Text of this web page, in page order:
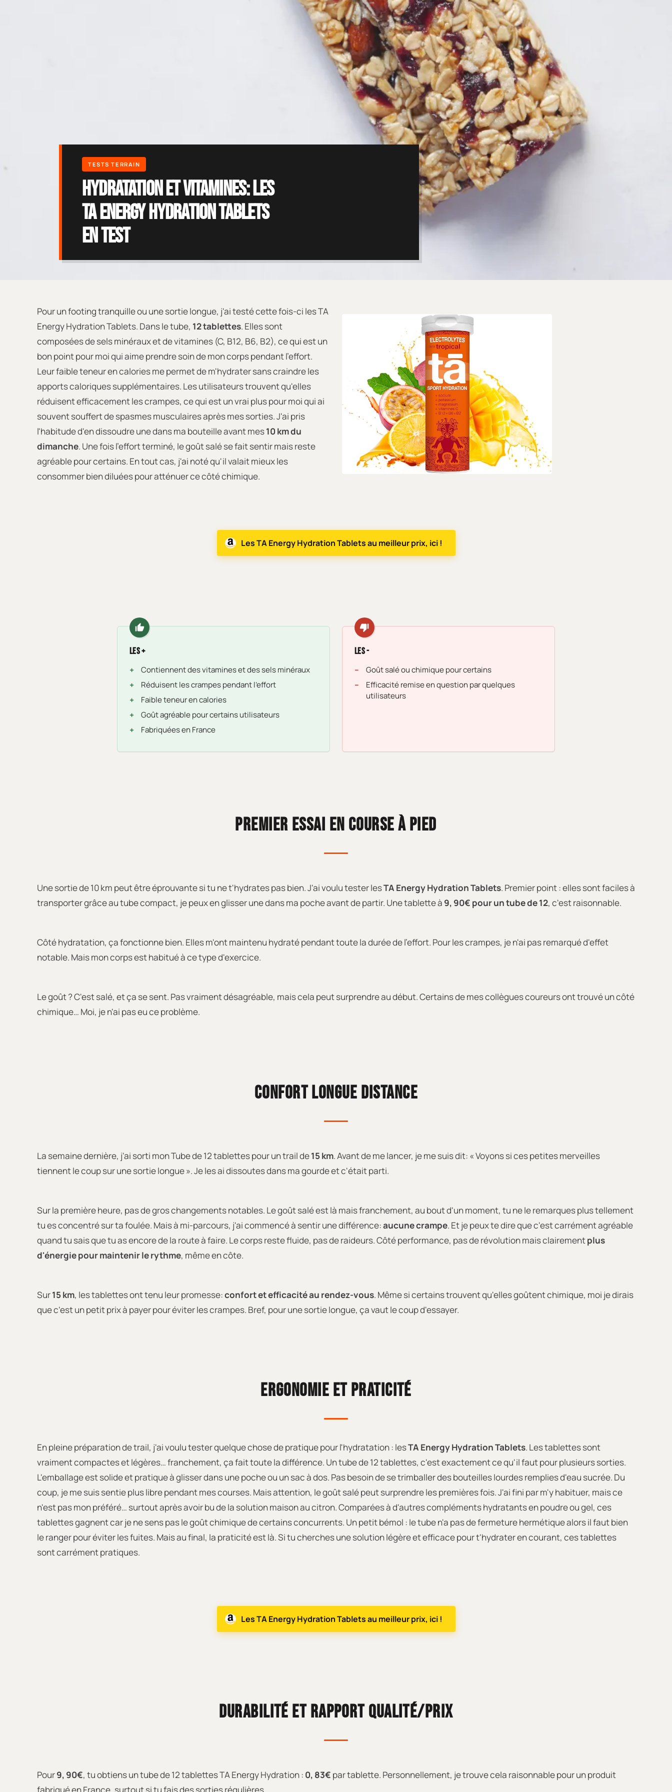
Hydratation et vitamines: les
TA Energy Hydration Tablets
en test
Pour un footing tranquille ou une sortie longue, j'ai testé cette fois-ci les TA
Energy Hydration Tablets. Dans le tube, 12 tablettes. Elles sont
composées de sels minéraux et de vitamines (C, B12, B6, B2), ce qui est un
bon point pour moi qui aime prendre soin de mon corps pendant l'effort.
Leur faible teneur en calories me permet de m'hydrater sans craindre les
apports caloriques supplémentaires. Les utilisateurs trouvent qu'elles
réduisent efficacement les crampes, ce qui est un vrai plus pour moi qui ai
souvent souffert de spasmes musculaires après mes sorties. J'ai pris
l'habitude d'en dissoudre une dans ma bouteille avant mes10 km du
dimanche. Une fois l'effort terminé, le goût salé se fait sentir mais reste
agréable pour certains. En tout cas, j'ai noté qu'il valait mieux les
consommer bien diluées pour atténuer ce côté chimique.
Les TA Energy Hydration Tablets au meilleur prix, ici !
Les +
Contiennent des vitamines et des sels minéraux
Réduisent les crampes pendant l'effort
Faible teneur en calories
Goût agréable pour certains utilisateurs
Fabriquées en France
Les -
Goût salé ou chimique pour certains
Efficacité remise en question par quelques
utilisateurs
PREMIER ESSAI EN COURSE À PIED
Une sortie de 10 km peut être éprouvante si tu ne t'hydrates pas bien. J'ai voulu tester lesTA Energy Hydration Tablets. Premier point : elles sont faciles à
transporter grâce au tube compact, je peux en glisser une dans ma poche avant de partir. Une tablette à 9, 90€ pour un tube de 12, c'est raisonnable.
Côté hydratation, ça fonctionne bien. Elles m'ont maintenu hydraté pendant toute la durée de l'effort. Pour les crampes, je n'ai pas remarqué d'effet
notable. Mais mon corps est habitué à ce type d'exercice.
Le goût ? C'est salé, et ça se sent. Pas vraiment désagréable, mais cela peut surprendre au début. Certains de mes collègues coureurs ont trouvé un côté
chimique… Moi, je n'ai pas eu ce problème.
CONFORT LONGUE DISTANCE
La semaine dernière, j'ai sorti mon Tube de 12 tablettes pour un trail de15 km. Avant de me lancer, je me suis dit: « Voyons si ces petites merveilles
tiennent le coup sur une sortie longue ». Je les ai dissoutes dans ma gourde et c'était parti.
Sur la première heure, pas de gros changements notables. Le goût salé est là mais franchement, au bout d'un moment, tu ne le remarques plus tellement
tu es concentré sur ta foulée. Mais à mi-parcours, j'ai commencé à sentir une différence:aucune crampe. Et je peux te dire que c'est carrément agréable
quand tu sais que tu as encore de la route à faire. Le corps reste fluide, pas de raideurs. Côté performance, pas de révolution mais clairementplus
d'énergie pour maintenir le rythme, même en côte.
Sur15 km, les tablettes ont tenu leur promesse:confort et efficacité au rendez-vous. Même si certains trouvent qu'elles goûtent chimique, moi je dirais
que c'est un petit prix à payer pour éviter les crampes. Bref, pour une sortie longue, ça vaut le coup d'essayer.
ERGONOMIE ET PRATICITÉ
En pleine préparation de trail, j'ai voulu tester quelque chose de pratique pour l'hydratation : lesTA Energy Hydration Tablets. Les tablettes sont
vraiment compactes et légères… franchement, ça fait toute la différence. Un tube de 12 tablettes, c'est exactement ce qu'il faut pour plusieurs sorties.
L'emballage est solide et pratique à glisser dans une poche ou un sac à dos. Pas besoin de se trimballer des bouteilles lourdes remplies d'eau sucrée. Du
coup, je me suis sentie plus libre pendant mes courses. Mais attention, le goût salé peut surprendre les premières fois. J'ai fini par m'y habituer, mais ce
n'est pas mon préféré… surtout après avoir bu de la solution maison au citron. Comparées à d'autres compléments hydratants en poudre ou gel, ces
tablettes gagnent car je ne sens pas le goût chimique de certains concurrents. Un petit bémol : le tube n'a pas de fermeture hermétique alors il faut bien
le ranger pour éviter les fuites. Mais au final, la praticité est là. Si tu cherches une solution légère et efficace pour t'hydrater en courant, ces tablettes
sont carrément pratiques.
Les TA Energy Hydration Tablets au meilleur prix, ici !
DURABILITÉ ET RAPPORT QUALITÉ/PRIX
Pour9, 90€, tu obtiens un tube de 12 tablettes TA Energy Hydration : 0, 83€ par tablette. Personnellement, je trouve cela raisonnable pour un produit